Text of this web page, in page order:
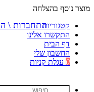
מוצר נוסף בהצלחה
קטגוריות
התקשרו אלינו
דף הבית
החשבון שלי
0 עגלת קניות
התחברות \